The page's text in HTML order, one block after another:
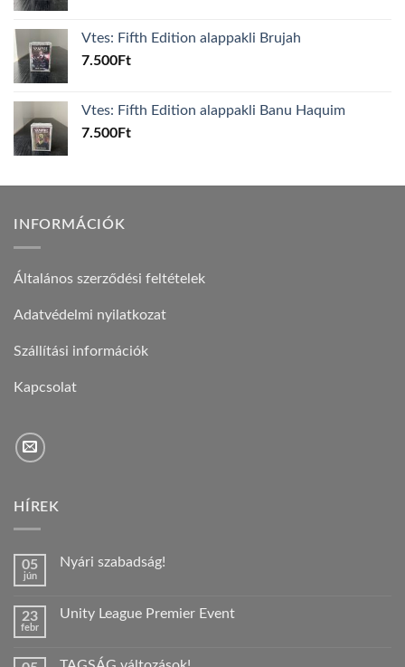
Vtes: Fifth Edition alappakli Brujah
7.500Ft
Vtes: Fifth Edition alappakli Banu Haquim
7.500Ft
INFORMÁCIÓK
Általános szerződési feltételek
Adatvédelmi nyilatkozat
Szállítási információk
Kapcsolat
HÍREK
05
jún
Nyári szabadság!
Nyári
23
febr
Unity League Premier Event